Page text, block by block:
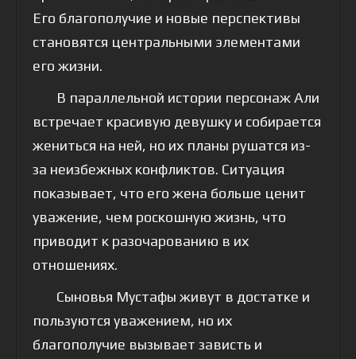
Его благополучие и новые перспективы
становятся центральными элементами
его жизни.
В параллельной истории персонаж Али
встречает красивую девушку и собирается
жениться на ней, но их планы рушатся из-
за неизбежных конфликтов. Ситуация
показывает, что его жена больше ценит
уважение, чем роскошную жизнь, что
приводит к разочарованию в их
отношениях.
Сыновья Мустафы живут в достатке и
пользуются уважением, но их
благополучие вызывает зависть и